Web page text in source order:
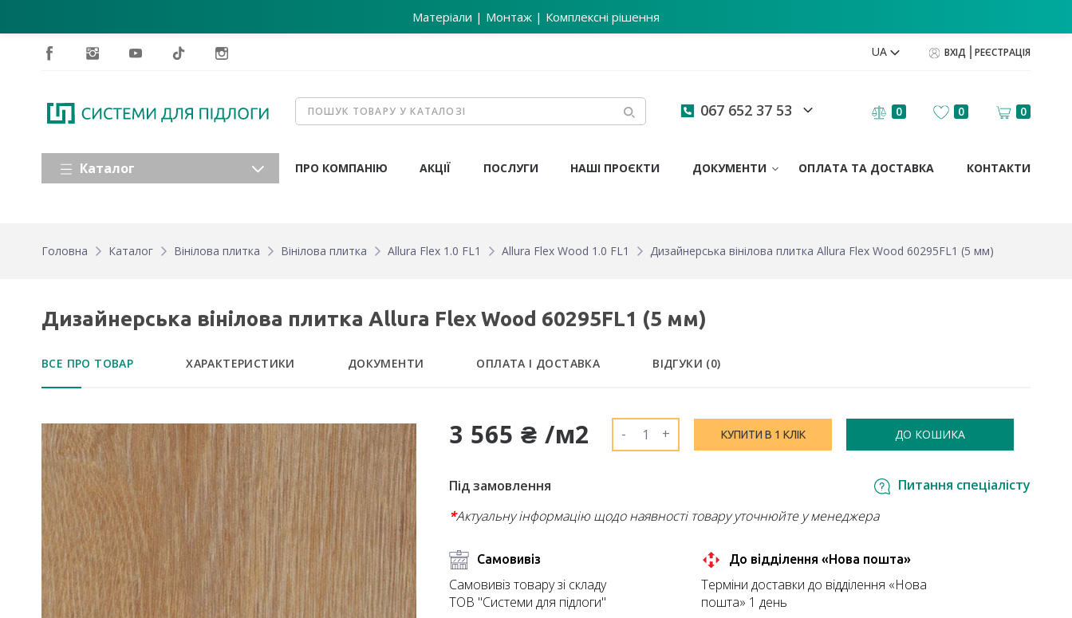
Матеріали | Монтаж | Комплексні рішення
UA ВХІД РЕЄСТРАЦІЯ
067 652 37 53 0 0 0
Каталог ПРО КОМПАНІЮ АКЦІЇ ПОСЛУГИ НАШІ ПРОЄКТИ ДОКУМЕНТИ ОПЛАТА ТА ДОСТАВКА КОНТАКТИ
Головна Каталог Вінілова плитка Вінілова плитка Allura Flex 1.0 FL1 Allura Flex Wood 1.0 FL1 Дизайнерська вінілова плитка Allura Flex Wood 60295FL1 (5 мм)
Дизайнерська вінілова плитка Allura Flex Wood 60295FL1 (5 мм)
ВСЕ ПРО ТОВАР ХАРАКТЕРИСТИКИ ДОКУМЕНТИ ОПЛАТА І ДОСТАВКА ВІДГУКИ (0)
3 565 ₴ /м2 - + КУПИТИ В 1 КЛІК ДО КОШИКА
Під замовлення
Питання спеціалісту
*Актуальну інформацію щодо наявності товару уточнюйте у менеджера
Самовивіз
Самовивіз товару зі складу
ТОВ "Системи для підлоги"
До відділення «Нова пошта»
Терміни доставки до відділення «Нова
пошта» 1 день